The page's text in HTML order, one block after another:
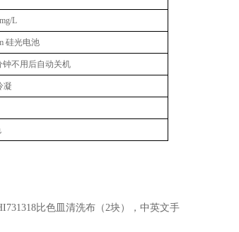
L
硅光电池
钟不用后自动关机
凝
比色皿清洗布（2块），中英文手